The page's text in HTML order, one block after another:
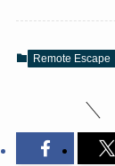
Remote Escape